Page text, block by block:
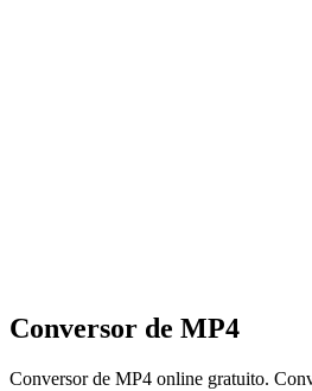
Conversor de MP4
Conversor de MP4 online gratuito.